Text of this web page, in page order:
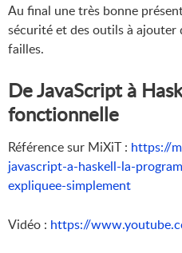
Au final une très bonne
sécurité et des outils à
failles.
De JavaScript à
fonctionnelle
Référence sur MiXiT : https://
javascript-a-haskell-la-
expliquee-simplement
Vidéo : https://